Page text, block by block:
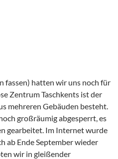
fassen) hatten wir uns noch für
Zentrum Taschkents ist der
mehreren Gebäuden besteht.
großräumig abgesperrt, es
gearbeitet. Im Internet wurde
ab Ende September wieder
wir in gleißender